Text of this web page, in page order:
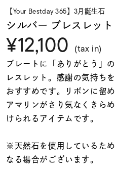
ファッションテイス
ト
着用シーン
コレクション
リングサイズ
【Your Bestday 365】3月誕生石
シルバー ブレスレット
¥12,100 (tax in)
プレートに「ありがとう」
レスレット。感謝の気持ち
おすすめです。リボンに留
アマリンがさり気なくきら
けられるアイテムです。
※天然石を使用しているた
なる場合がございます。